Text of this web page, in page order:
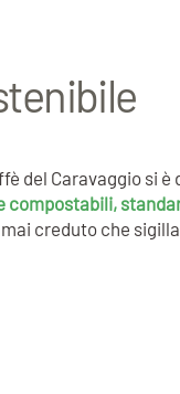
del Caravaggio si è
compostabili,
creduto che